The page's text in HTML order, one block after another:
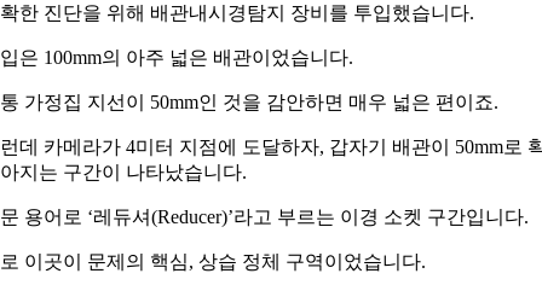
한 진단을 위해 배관내시경탐지 장비를 투입했습니다.
은 100mm의 아주 넓은 배관이었습니다.
가정집 지선이 50mm인 것을 감안하면 매우 넓은 편이죠.
데 카메라가 4미터 지점에 도달하자, 갑자기 배관이 50mm로
지는 구간이 나타났습니다.
용어로 ‘레듀셔(Reducer)’라고 부르는 이경 소켓 구간입니다.
이곳이 문제의 핵심, 상습 정체 구역이었습니다.